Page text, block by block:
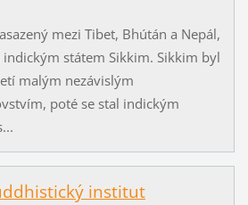
mezi Tibet, Bhútán a Nepál,
státem Sikkim. Sikkim byl
malým nezávislým
poté se stal indickým
institut